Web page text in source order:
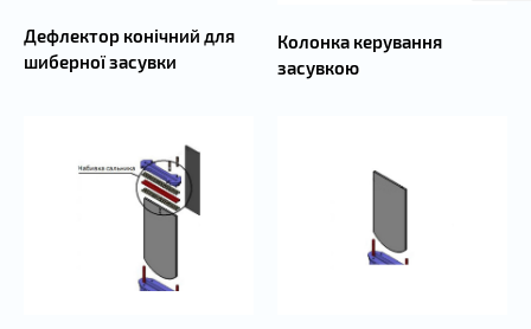
Дефлектор конічний для
шиберної засувки
Колонка керування
засувкою